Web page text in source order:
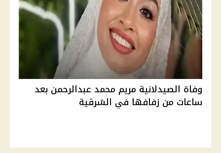
وفاة الصيدلانية مريم محمد عبدالرحمن بعد
ساعات من زفافها في الشرقية